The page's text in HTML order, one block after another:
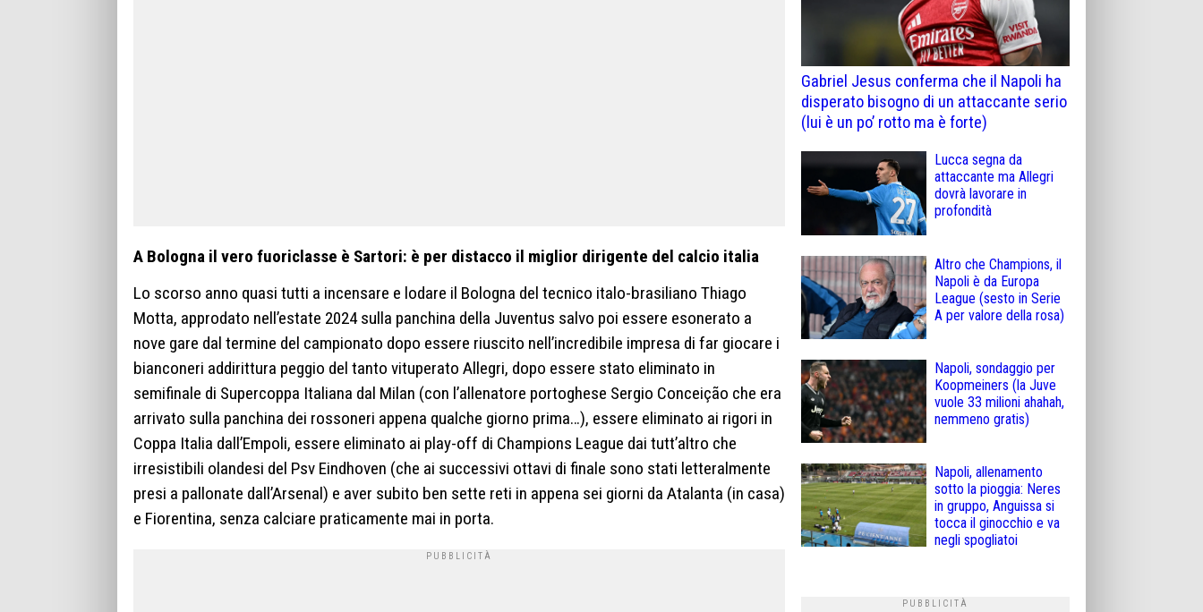
A Bologna il vero fuoriclasse è Sartori: è per distacco il miglior dirigente del calcio italia
Lo scorso anno quasi tutti a incensare e lodare il Bologna del tecnico italo-brasiliano Thiago
Motta, approdato nell’estate 2024 sulla panchina della Juventus salvo poi essere esonerato a
nove gare dal termine del campionato dopo essere riuscito nell’incredibile impresa di far giocare i
bianconeri addirittura peggio del tanto vituperato Allegri, dopo essere stato eliminato in
semifinale di Supercoppa Italiana dal Milan (con l’allenatore portoghese Sergio Conceição che era
arrivato sulla panchina dei rossoneri appena qualche giorno prima…), essere eliminato ai rigori in
Coppa Italia dall’Empoli, essere eliminato ai play-off di Champions League dai tutt’altro che
irresistibili olandesi del Psv Eindhoven (che ai successivi ottavi di finale sono stati letteralmente
presi a pallonate dall’Arsenal) e aver subito ben sette reti in appena sei giorni da Atalanta (in casa)
e Fiorentina, senza calciare praticamente mai in porta.
Gabriel Jesus conferma che il Napoli ha
disperato bisogno di un attaccante serio
(lui è un po’ rotto ma è forte)
Lucca segna da
attaccante ma Allegri
dovrà lavorare in
profondità
Altro che Champions, il
Napoli è da Europa
League (sesto in Serie
A per valore della rosa)
Napoli, sondaggio per
Koopmeiners (la Juve
vuole 33 milioni ahahah,
nemmeno gratis)
Napoli, allenamento
sotto la pioggia: Neres
in gruppo, Anguissa si
tocca il ginocchio e va
negli spogliatoi